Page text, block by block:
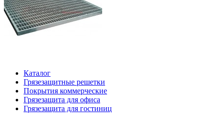
Каталог
Грязезащитные решетки
Покрытия коммерческие
Грязезащита для офиса
Грязезащита для гостиниц